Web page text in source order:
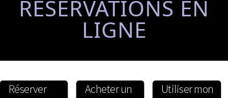
RÉSERVATIONS EN
LIGNE
Réserver
Acheter un
Utiliser mon